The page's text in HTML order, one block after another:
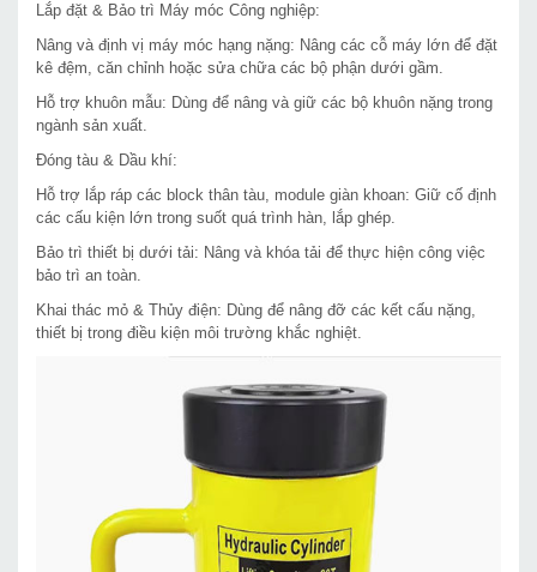
Lắp đặt & Bảo trì Máy móc Công nghiệp:
Nâng và định vị máy móc hạng nặng: Nâng các cỗ máy lớn để đặt
kê đệm, căn chỉnh hoặc sửa chữa các bộ phận dưới gầm.
Hỗ trợ khuôn mẫu: Dùng để nâng và giữ các bộ khuôn nặng trong
ngành sản xuất.
Đóng tàu & Dầu khí:
Hỗ trợ lắp ráp các block thân tàu, module giàn khoan: Giữ cố định
các cấu kiện lớn trong suốt quá trình hàn, lắp ghép.
Bảo trì thiết bị dưới tải: Nâng và khóa tải để thực hiện công việc
bảo trì an toàn.
Khai thác mỏ & Thủy điện: Dùng để nâng đỡ các kết cấu nặng,
thiết bị trong điều kiện môi trường khắc nghiệt.